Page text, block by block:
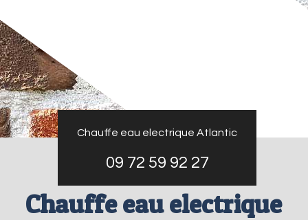
Chauffe eau electrique Atlantic
09 72 59 92 27
Chauffe eau electrique